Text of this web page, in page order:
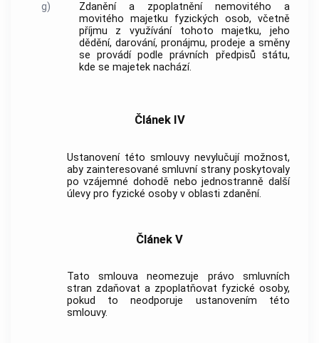
g)
Zdanění a zpoplatnění nemovitého a
movitého majetku fyzických osob, včetně
příjmu z využívání tohoto majetku, jeho
dědění, darování, pronájmu, prodeje a směny
se provádí podle právních předpisů státu,
kde se majetek nachází.
Článek IV
Ustanovení této smlouvy nevylučují možnost,
aby zainteresované smluvní strany poskytovaly
po vzájemné dohodě nebo jednostranně další
úlevy pro fyzické osoby v oblasti zdanění.
Článek V
Tato smlouva neomezuje právo smluvních
stran zdaňovat a zpoplatňovat fyzické osoby,
pokud to neodporuje ustanovením této
smlouvy.